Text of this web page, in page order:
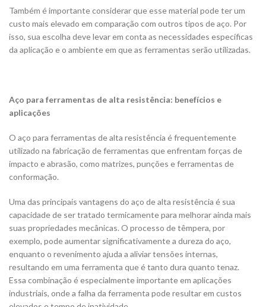
Também é importante considerar que esse material pode ter um
custo mais elevado em comparação com outros tipos de aço. Por
isso, sua escolha deve levar em conta as necessidades específicas
da aplicação e o ambiente em que as ferramentas serão utilizadas.
Aço para ferramentas de alta resistência: benefícios e
aplicações
O aço para ferramentas de alta resistência é frequentemente
utilizado na fabricação de ferramentas que enfrentam forças de
impacto e abrasão, como matrizes, punções e ferramentas de
conformação.
Uma das principais vantagens do aço de alta resistência é sua
capacidade de ser tratado termicamente para melhorar ainda mais
suas propriedades mecânicas. O processo de têmpera, por
exemplo, pode aumentar significativamente a dureza do aço,
enquanto o revenimento ajuda a aliviar tensões internas,
resultando em uma ferramenta que é tanto dura quanto tenaz.
Essa combinação é especialmente importante em aplicações
industriais, onde a falha da ferramenta pode resultar em custos